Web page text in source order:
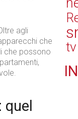
agli
che
che possono
tv
IN